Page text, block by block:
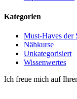
Kategorien
Must-Haves der
Nähkurse
Unkategorisiert
Wissenwertes
Ich freue mich auf